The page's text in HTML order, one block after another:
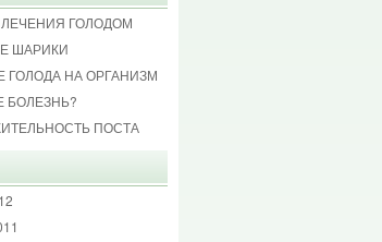
ГОЛОДОМ
ШАРИКИ
ГОЛОДА НА ОРГАНИЗМ
БОЛЕЗНЬ?
ПОСТА